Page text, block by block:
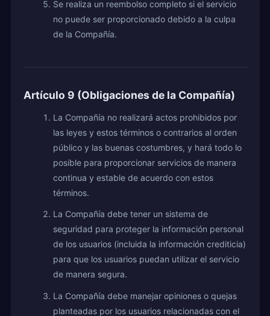
Se realiza un reembolso completo si el servicio
no puede ser proporcionado debido a la culpa
de la Compañía.
Artículo 9 (Obligaciones de la Compañía)
La Compañía no realizará actos prohibidos por
las leyes y estos términos o contrarios al orden
público y las buenas costumbres, y hará todo lo
posible para proporcionar servicios de manera
continua y estable de acuerdo con estos
términos.
La Compañía debe tener un sistema de
seguridad para proteger la información personal
de los usuarios (incluida la información crediticia)
para que los usuarios puedan utilizar el servicio
de manera segura.
La Compañía debe manejar opiniones o quejas
planteadas por los usuarios relacionadas con el